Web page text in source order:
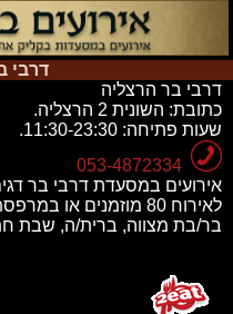
דרבי
דרבי בר הרצליה
כתובת: השונית 2 הרצליה.
שעות פתיחה: 11:30-23:30.
053-4872334
אירועים במסעדת דרבי בר
בר/בת מצווה, ברית/ה, שבת